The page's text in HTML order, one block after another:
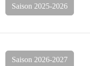
Saison 2025-2026
Saison 2026-2027